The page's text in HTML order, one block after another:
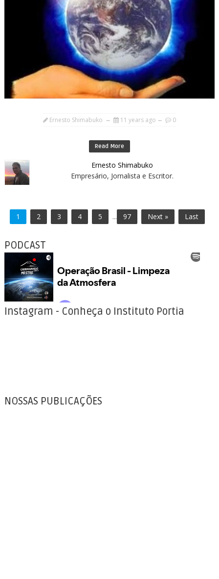
Ernesto Shimabuko 11 years ago 0
Read More
Ernesto Shimabuko
Empresário, Jornalista e Escritor.
1 2 3 4 5 ... 97 Next » Last
PODCAST
Instagram - Conheça o Instituto Portia
NOSSAS PUBLICAÇÕES